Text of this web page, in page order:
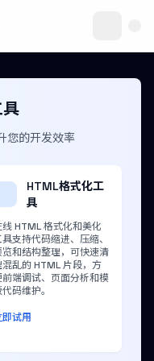
您的开发效率
HTML格式化工
具
线 HTML 格式化和美化
支持代码缩进、压缩、
览和结构整理，可快速清
混乱的 HTML 片段，方
前端调试、页面分析和模
码维护。
即试用